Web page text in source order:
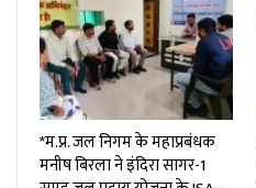
*म.प्र. जल निगम के महाप्रबंधक
मनीष बिरला ने इंदिरा सागर-1